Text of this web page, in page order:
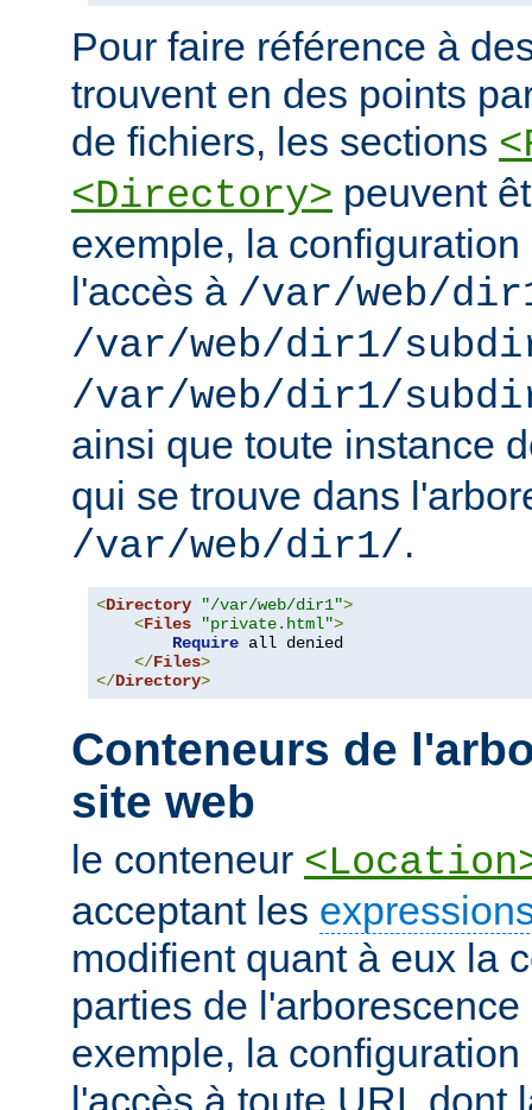
Pour faire référence à
trouvent en des points
de fichiers, les sections
<Directory> peuvent
exemple, la
l'accès à /var/web/
/var/web/dir1/
/var/web/dir1/
ainsi que toute instance
qui se trouve dans
/var/web/dir1/.
<Directory "/var/web/dir1">
<Files "private.html">
Require all denied
</Files>
</Directory>
Conteneurs de
site web
le conteneur
acceptant les
modifient quant à eux la
parties de
exemple, la